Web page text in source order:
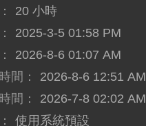
20 小時
2025-3-5 01:58 PM
2026-8-6 01:07 AM
間：
2026-8-6 12:51 AM
間：
2026-7-8 02:02 AM
使用系統預設